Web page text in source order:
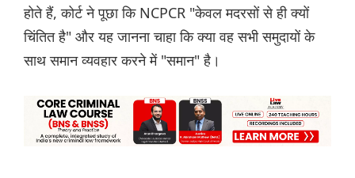
होते हैं, कोर्ट ने पूछा कि NCPCR "केवल मदरसों से ही क्यों
चिंतित है" और यह जानना चाहा कि क्या वह सभी समुदायों के
साथ समान व्यवहार करने में "समान" है।